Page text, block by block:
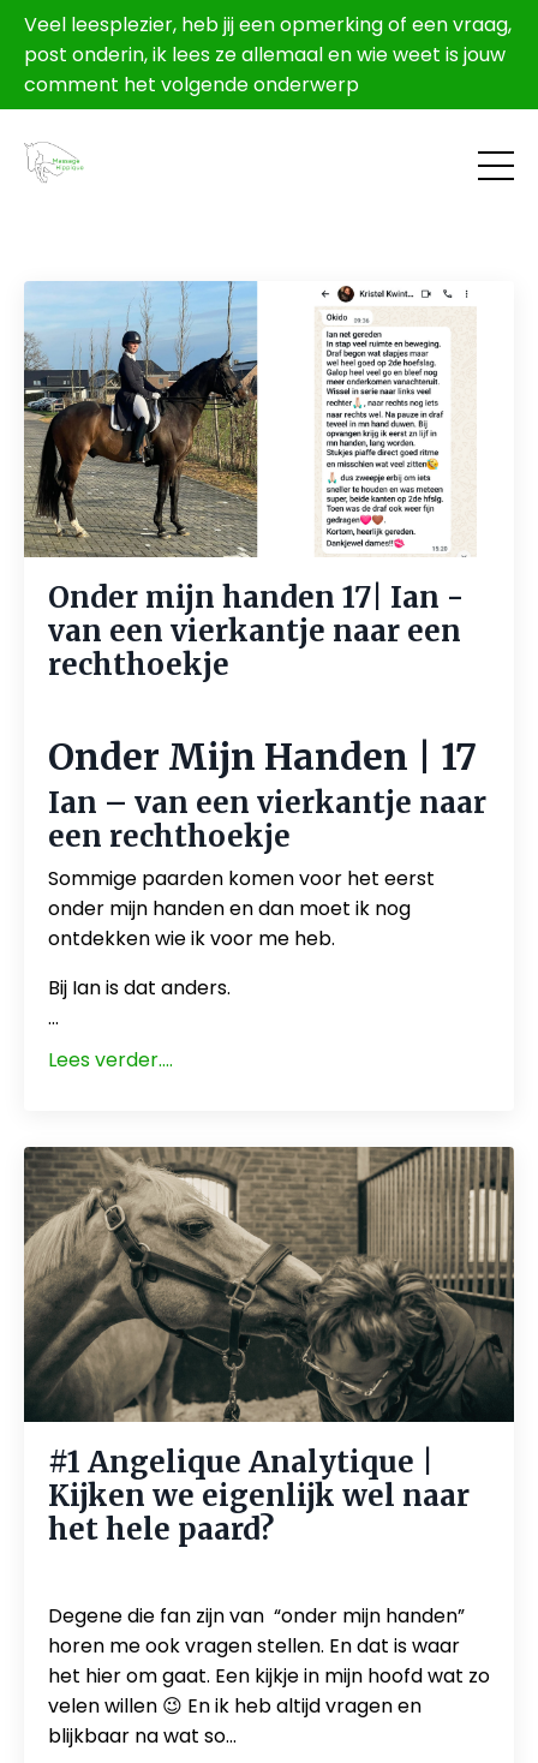
Veel leesplezier, heb jij een opmerking of een vraag,
post onderin, ik lees ze allemaal en wie weet is jouw
comment het volgende onderwerp
Onder mijn handen 17| Ian -
van een vierkantje naar een
rechthoekje
Onder Mijn Handen | 17
Ian – van een vierkantje naar
een rechthoekje
Sommige paarden komen voor het eerst
onder mijn handen en dan moet ik nog
ontdekken wie ik voor me heb.
Bij Ian is dat anders.
...
Lees verder....
#1 Angelique Analytique |
Kijken we eigenlijk wel naar
het hele paard?
Degene die fan zijn van “onder mijn handen”
horen me ook vragen stellen. En dat is waar
het hier om gaat. Een kijkje in mijn hoofd wat zo
velen willen 😉 En ik heb altijd vragen en
blijkbaar na wat so...